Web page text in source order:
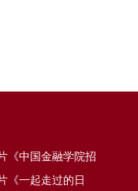
《中国金融学院招
《一起走过的日